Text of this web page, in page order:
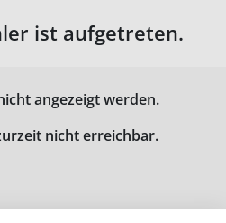
ist aufgetreten.
angezeigt werden.
nicht erreichbar.